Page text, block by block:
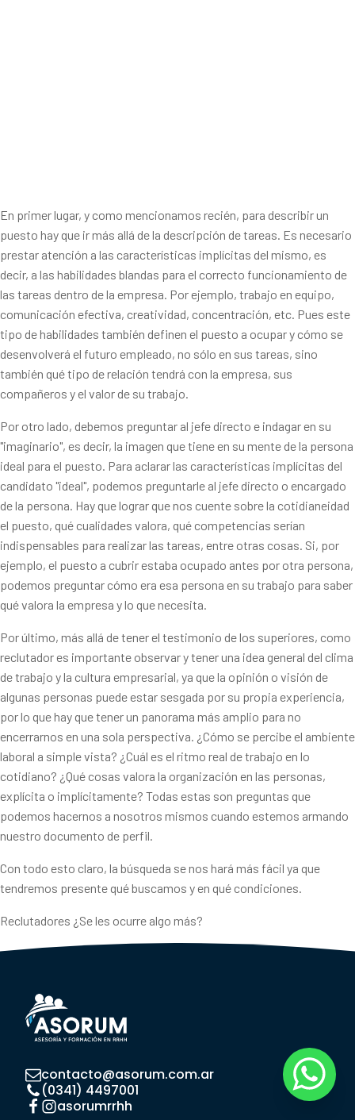
En primer lugar, y como mencionamos recién, para describir un
puesto hay que ir más allá de la descripción de tareas. Es necesario
prestar atención a las características implícitas del mismo, es
decir, a las habilidades blandas para el correcto funcionamiento de
las tareas dentro de la empresa. Por ejemplo, trabajo en equipo,
comunicación efectiva, creatividad, concentración, etc. Pues este
tipo de habilidades también definen el puesto a ocupar y cómo se
desenvolverá el futuro empleado, no sólo en sus tareas, sino
también qué tipo de relación tendrá con la empresa, sus
compañeros y el valor de su trabajo.
Por otro lado, debemos preguntar al jefe directo e indagar en su
"imaginario", es decir, la imagen que tiene en su mente de la persona
ideal para el puesto. Para aclarar las características implícitas del
candidato "ideal", podemos preguntarle al jefe directo o encargado
de la persona. Hay que lograr que nos cuente sobre la cotidianeidad
el puesto, qué cualidades valora, qué competencias serían
indispensables para realizar las tareas, entre otras cosas. Si, por
ejemplo, el puesto a cubrir estaba ocupado antes por otra persona,
podemos preguntar cómo era esa persona en su trabajo para saber
qué valora la empresa y lo que necesita.
Por último, más allá de tener el testimonio de los superiores, como
reclutador es importante observar y tener una idea general del clima
de trabajo y la cultura empresarial, ya que la opinión o visión de
algunas personas puede estar sesgada por su propia experiencia,
por lo que hay que tener un panorama más amplio para no
encerrarnos en una sola perspectiva. ¿Cómo se percibe el ambiente
laboral a simple vista? ¿Cuál es el ritmo real de trabajo en lo
cotidiano? ¿Qué cosas valora la organización en las personas,
explícita o implícitamente? Todas estas son preguntas que
podemos hacernos a nosotros mismos cuando estemos armando
nuestro documento de perfil.
Con todo esto claro, la búsqueda se nos hará más fácil ya que
tendremos presente qué buscamos y en qué condiciones.
Reclutadores ¿Se les ocurre algo más?
contacto@asorum.com.ar
(0341) 4497001
asorumrrhh